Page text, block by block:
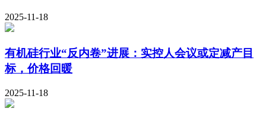
2025-11-18
有机硅行业“反内卷”进展：实控人会议或定减产目
标，价格回暖
2025-11-18